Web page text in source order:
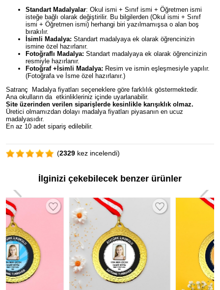
Standart Madalyalar: Okul ismi + Sınıf ismi + Öğretmen ismi
isteğe bağlı olarak değiştirilir. Bu bilgilerden (Okul ismi + Sınıf
ismi + Öğretmen ismi) herhangi biri yazılmamışsa o alan boş
bırakılır.
İsimli Madalya: Standart madalyaya ek olarak öğrencinizin
ismine özel hazırlanır.
Fotoğraflı Madalya: Standart madalyaya ek olarak öğrencinizin
resmiyle hazırlanır.
Fotoğraf +İsimli Madalya: Resim ve ismin eşleşmesiyle yapılır.
(Fotoğrafa ve İsme özel hazırlanır.)
Satranç Madalya fiyatları seçeneklere göre farklılık göstermektedir.
Ana okulların da etkinlikleriniz içinde uyarlanabilir.
Site üzerinden verilen siparişlerde kesinlikle karışıklık olmaz.
Üretici olmamızdan dolayı madalya fiyatları piyasanın en ucuz
madalyasıdır.
En az 10 adet sipariş edilebilir.
(2329 kez incelendi)
İlginizi çekebilecek benzer ürünler